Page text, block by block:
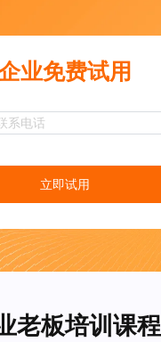
业免费试用
立即试用
老板培训课程